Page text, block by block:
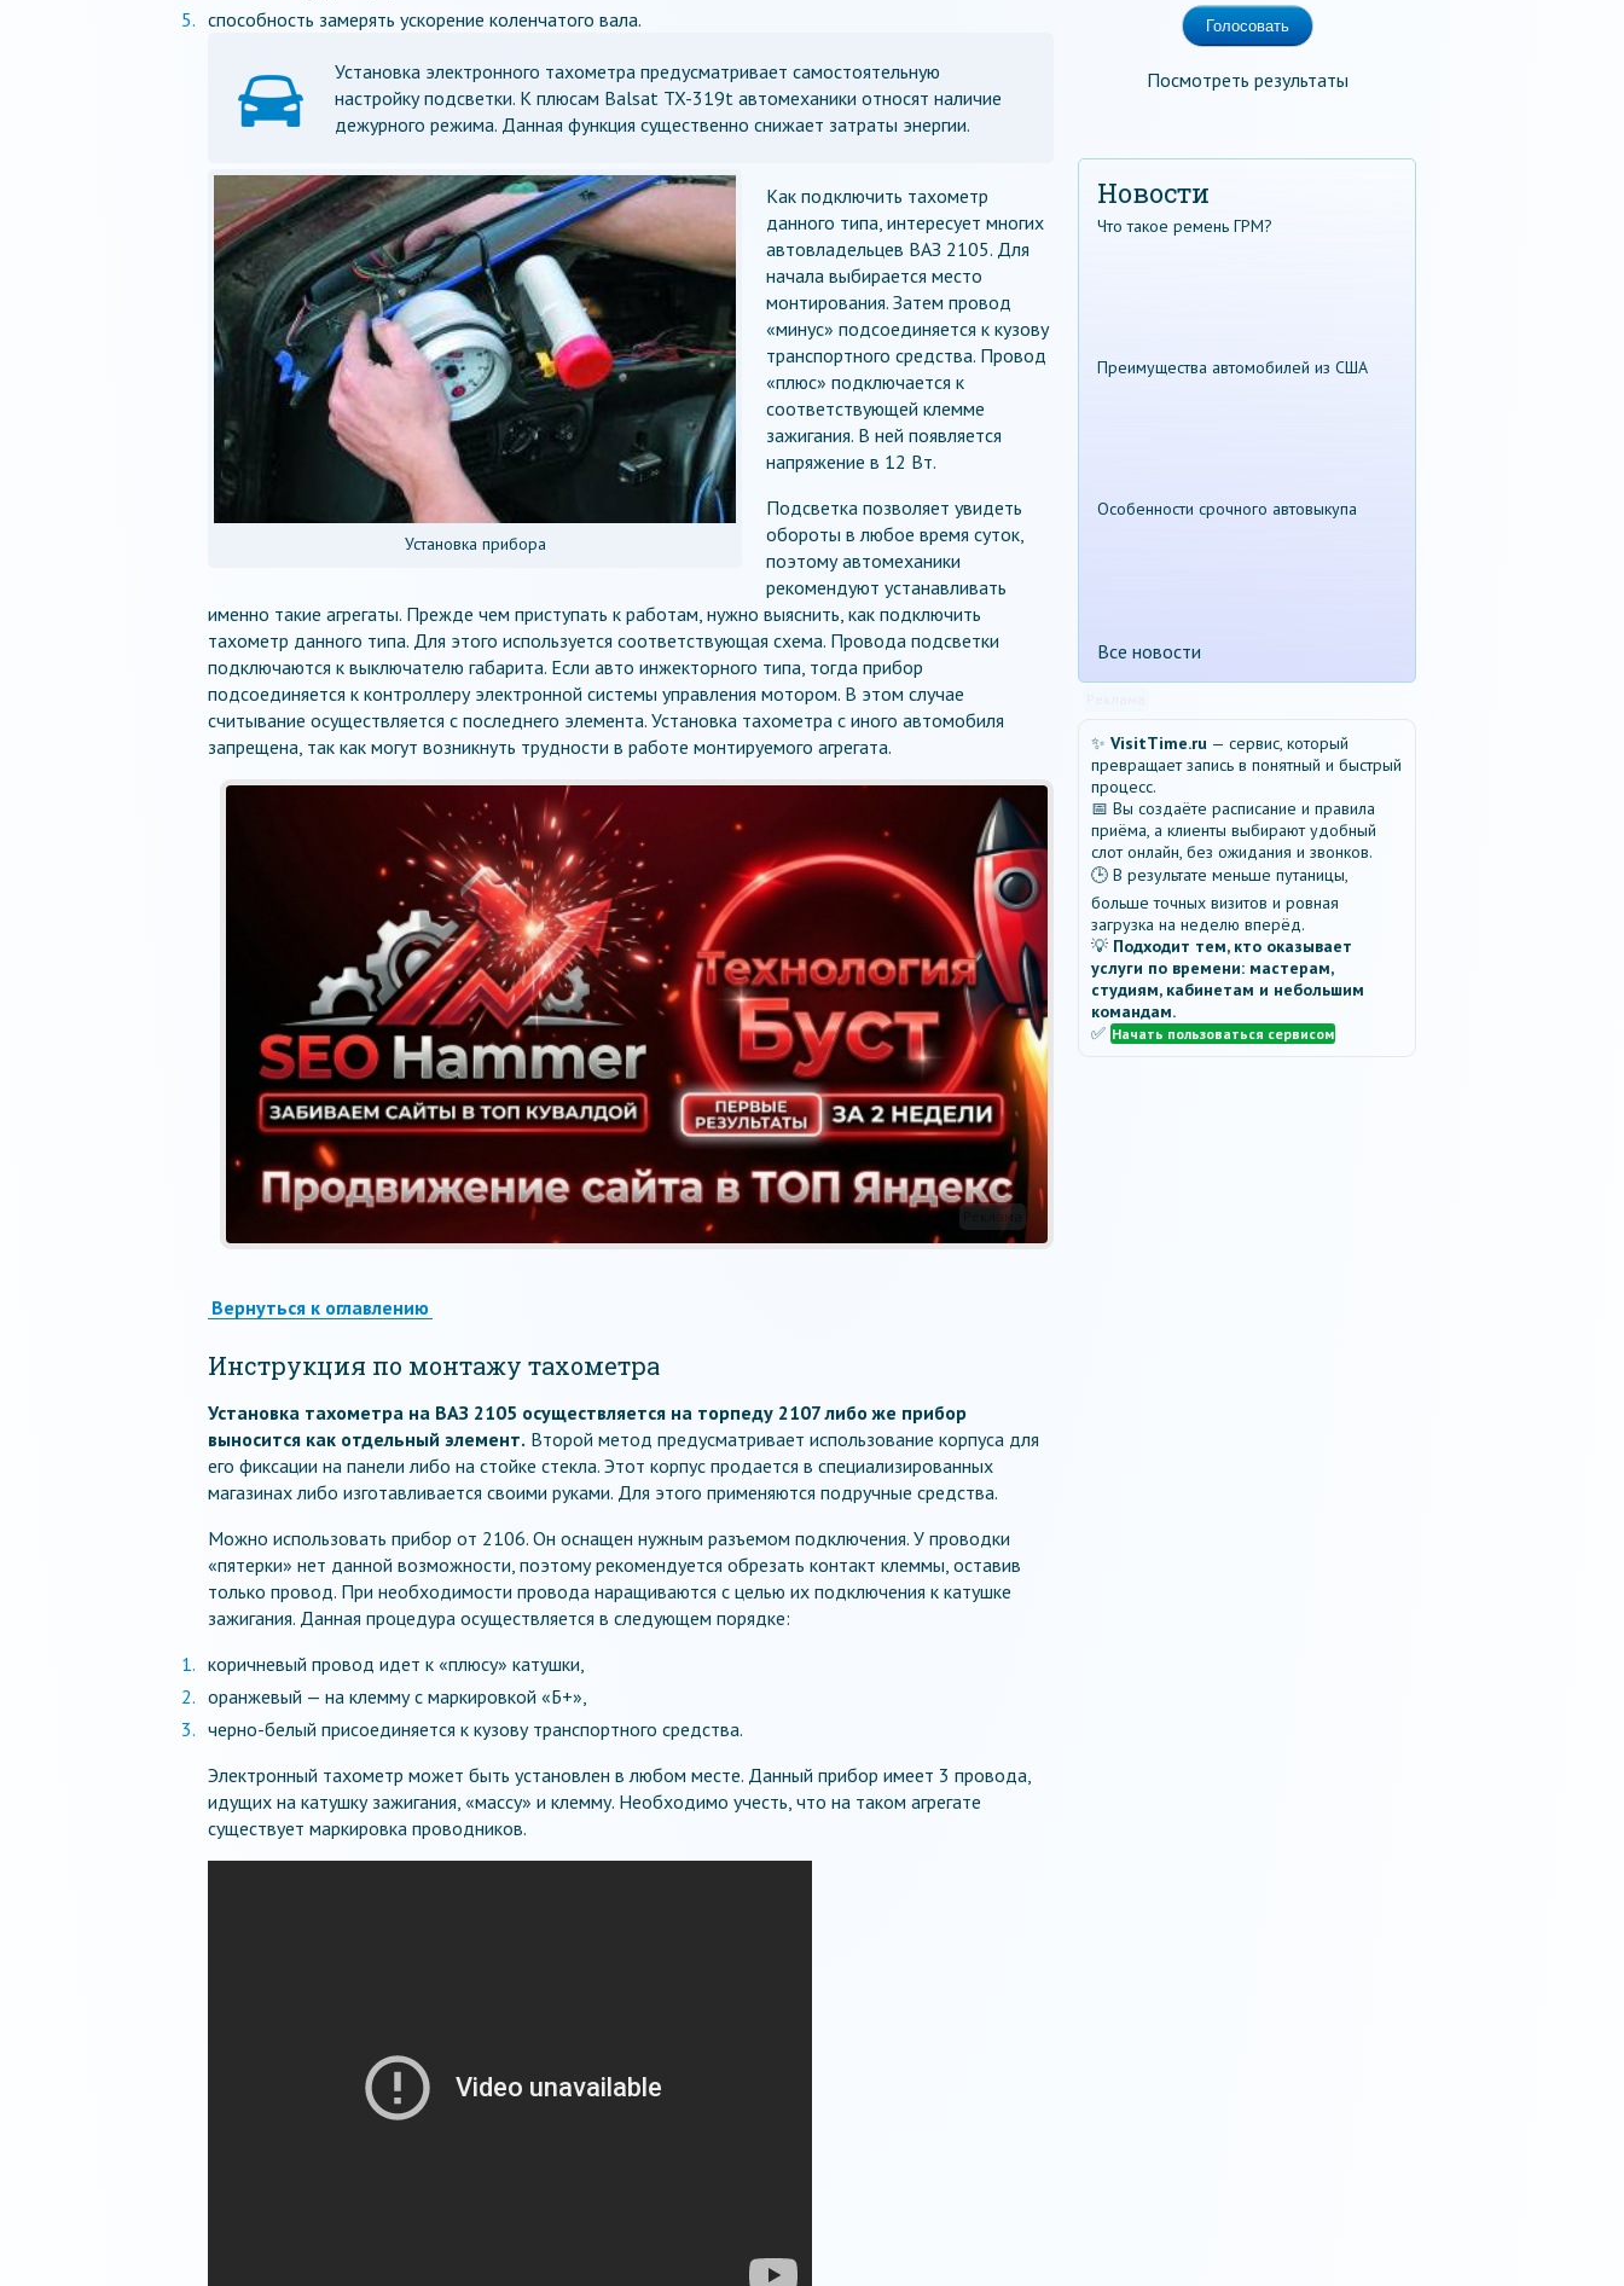
способность замерять ускорение коленчатого вала.
Установка электронного тахометра предусматривает самостоятельную
настройку подсветки. К плюсам Balsat TX-319t автомеханики относят наличие
дежурного режима. Данная функция существенно снижает затраты энергии.
Установка прибора
Как подключить тахометр
данного типа, интересует многих
автовладельцев ВАЗ 2105. Для
начала выбирается место
монтирования. Затем провод
«минус» подсоединяется к кузову
транспортного средства. Провод
«плюс» подключается к
соответствующей клемме
зажигания. В ней появляется
напряжение в 12 Вт.
Подсветка позволяет увидеть
обороты в любое время суток,
поэтому автомеханики
рекомендуют устанавливать
именно такие агрегаты. Прежде чем приступать к работам, нужно выяснить, как подключить
тахометр данного типа. Для этого используется соответствующая схема. Провода подсветки
подключаются к выключателю габарита. Если авто инжекторного типа, тогда прибор
подсоединяется к контроллеру электронной системы управления мотором. В этом случае
считывание осуществляется с последнего элемента. Установка тахометра с иного автомобиля
запрещена, так как могут возникнуть трудности в работе монтируемого агрегата.
Реклама
Вернуться к оглавлению
Инструкция по монтажу тахометра
Установка тахометра на ВАЗ 2105 осуществляется на торпеду 2107 либо же прибор
выносится как отдельный элемент. Второй метод предусматривает использование корпуса для
его фиксации на панели либо на стойке стекла. Этот корпус продается в специализированных
магазинах либо изготавливается своими руками. Для этого применяются подручные средства.
Можно использовать прибор от 2106. Он оснащен нужным разъемом подключения. У проводки
«пятерки» нет данной возможности, поэтому рекомендуется обрезать контакт клеммы, оставив
только провод. При необходимости провода наращиваются с целью их подключения к катушке
зажигания. Данная процедура осуществляется в следующем порядке:
коричневый провод идет к «плюсу» катушки,
оранжевый — на клемму с маркировкой «Б+»,
черно-белый присоединяется к кузову транспортного средства.
Электронный тахометр может быть установлен в любом месте. Данный прибор имеет 3 провода,
идущих на катушку зажигания, «массу» и клемму. Необходимо учесть, что на таком агрегате
существует маркировка проводников.
Посмотреть результаты
Новости
Что такое ремень ГРМ?
Преимущества автомобилей из США
Особенности срочного автовыкупа
Все новости
✨ VisitTime.ru — сервис, который
превращает запись в понятный и быстрый
процесс.
📅 Вы создаёте расписание и правила
приёма, а клиенты выбирают удобный
слот онлайн, без ожидания и звонков.
🕒 В результате меньше путаницы,
больше точных визитов и ровная
загрузка на неделю вперёд.
💡 Подходит тем, кто оказывает
услуги по времени: мастерам,
студиям, кабинетам и небольшим
командам.
✅ Начать пользоваться сервисом